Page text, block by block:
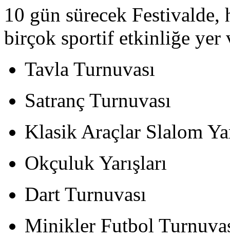
10 gün sürecek Festivalde,
birçok sportif etkinliğe yer
Tavla Turnuvası
Satranç Turnuvası
Klasik Araçlar Slalom
Okçuluk Yarışları
Dart Turnuvası
Minikler Futbol